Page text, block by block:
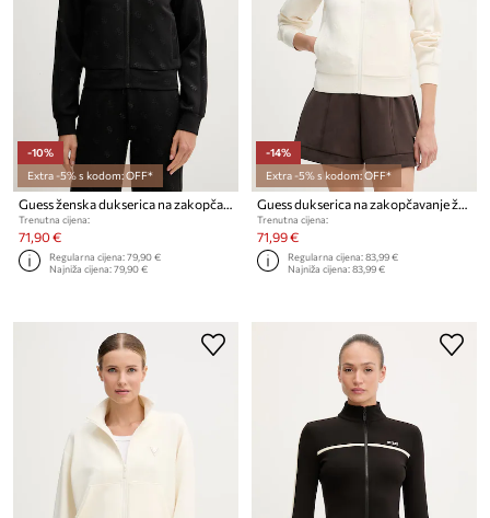
-10%
Extra -5% s kodom: OFF*
Guess ženska dukserica na zakopčavanje CALISTA
Trenutna cijena:
71,90 €
Regularna cijena:79,90 €
Najniža cijena:79,90 €
-14%
Extra -5% s kodom: OFF*
Guess dukserica na zakopčavanje ženska CALISTA
Trenutna cijena:
71,99 €
Regularna cijena:83,99 €
Najniža cijena:83,99 €